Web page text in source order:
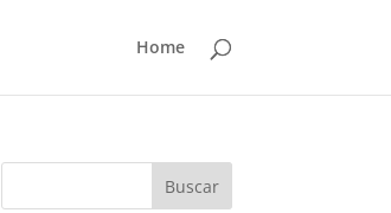
Home